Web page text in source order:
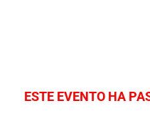
ESTE EVENTO HA